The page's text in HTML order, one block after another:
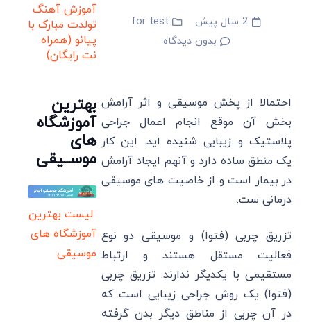
2 سال پیش
for test
بدون دیدگاه
احتمالا از پخش موسیقی و اثر آرامش
بخش آن موقع انجام اعمال جراحی
پلاستیک و زیبایی شنیده اید. این کار
یک منطق ساده دارد و آنهم ایجاد آرامش
در بیمار است و از خاصیت های موسیقی
درمانی ست.
تزریق چربی (فتوا) و موسیقی دو نوع
فعالیت مستقل هستند و ارتباط
مستقیمی با یکدیگر ندارند. تزریق چربی
(فتوا) یک روش جراحی زیبایی است که
در آن چربی از مناطق دیگر بدن گرفته
آموزش آهنگ
تولدت مبارک با
پیانو (همراه
نت رایگان)
بهترین
آموزشگاه
های
موســیقی
لیست بهترین
آموزشگاه های
موسیقی